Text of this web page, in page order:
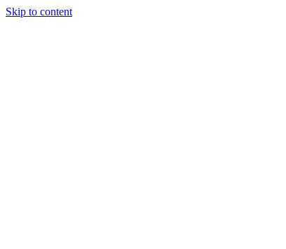
Skip to content